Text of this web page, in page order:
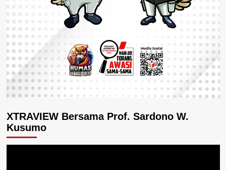
XTRAVIEW Bersama Prof. Sardono W.
Kusumo